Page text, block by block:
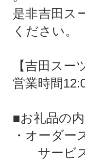
是非吉田ス
ください。
【吉田スー
営業時間
■お礼品の
・オーダー
サービス